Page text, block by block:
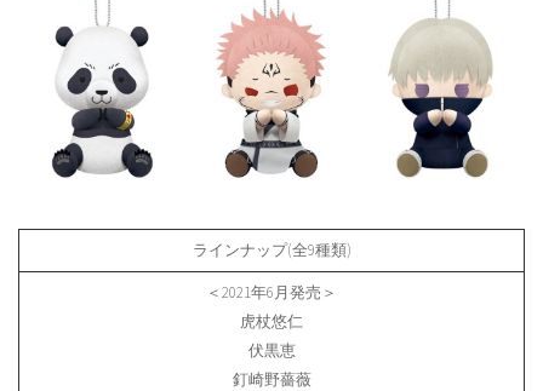
ラインナップ(全9種類)
＜2021年6月発売＞
虎杖悠仁
伏黒恵
釘崎野薔薇